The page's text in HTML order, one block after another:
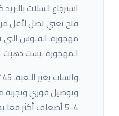
مهجورة. الفلوس التي
المهجورة ليست ذهبت
وتوصيل فوري وتجربة
4-5 أضعاف أكثر